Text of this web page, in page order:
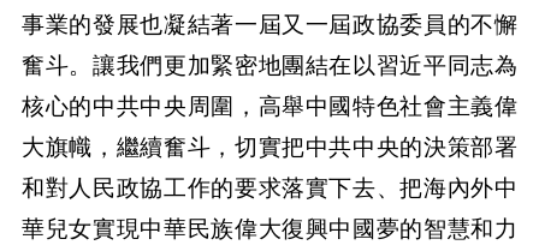
事業的發展也凝結著一屆又一屆政協委員的不懈
奮斗。讓我們更加緊密地團結在以習近平同志為
核心的中共中央周圍，高舉中國特色社會主義偉
大旗幟，繼續奮斗，切實把中共中央的決策部署
和對人民政協工作的要求落實下去、把海內外中
華兒女實現中華民族偉大復興中國夢的智慧和力